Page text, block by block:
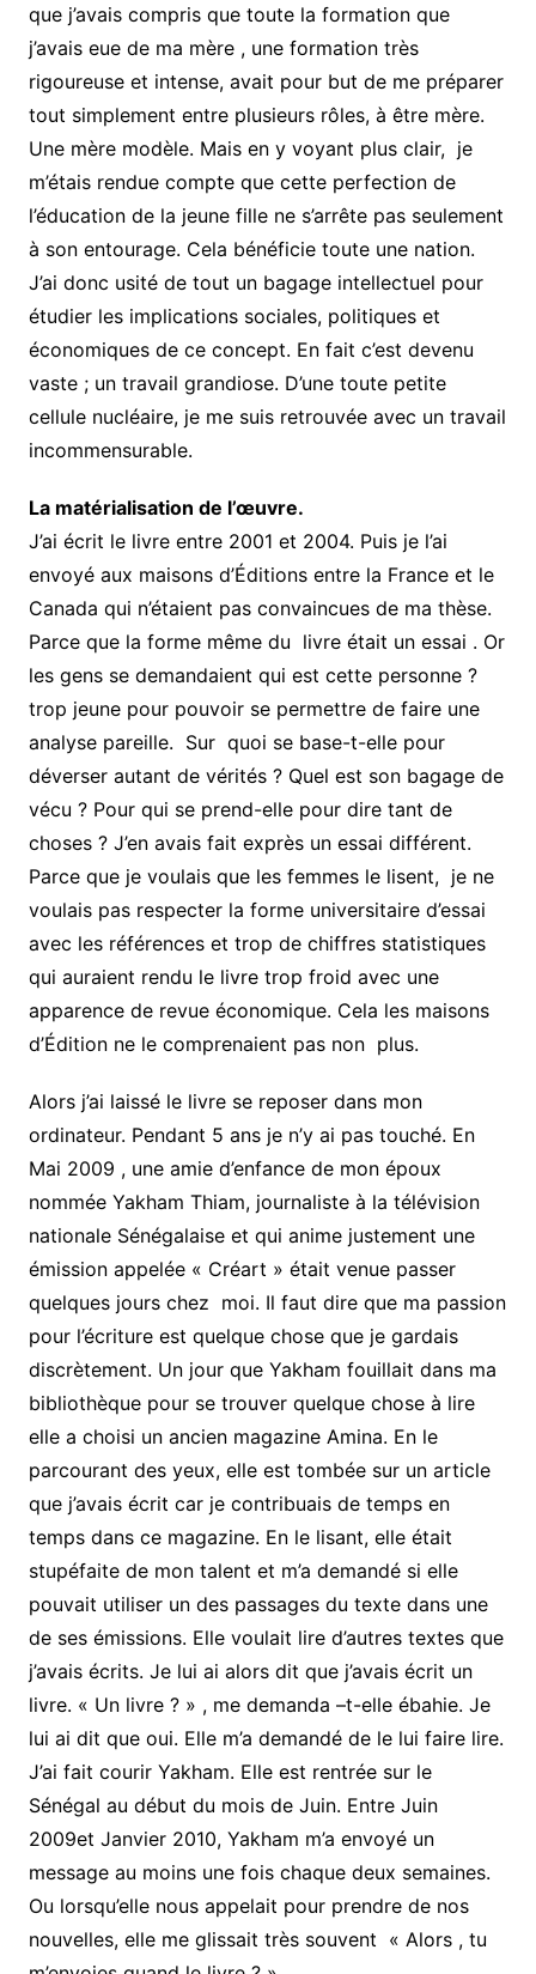
que j’avais compris que toute la formation que
j’avais eue de ma mère , une formation très
rigoureuse et intense, avait pour but de me préparer
tout simplement entre plusieurs rôles, à être mère.
Une mère modèle. Mais en y voyant plus clair, je
m’étais rendue compte que cette perfection de
l’éducation de la jeune fille ne s’arrête pas seulement
à son entourage. Cela bénéficie toute une nation.
J’ai donc usité de tout un bagage intellectuel pour
étudier les implications sociales, politiques et
économiques de ce concept. En fait c’est devenu
vaste ; un travail grandiose. D’une toute petite
cellule nucléaire, je me suis retrouvée avec un travail
incommensurable.
La matérialisation de l’œuvre.
J’ai écrit le livre entre 2001 et 2004. Puis je l’ai
envoyé aux maisons d’Éditions entre la France et le
Canada qui n’étaient pas convaincues de ma thèse.
Parce que la forme même du livre était un essai . Or
les gens se demandaient qui est cette personne ?
trop jeune pour pouvoir se permettre de faire une
analyse pareille. Sur quoi se base-t-elle pour
déverser autant de vérités ? Quel est son bagage de
vécu ? Pour qui se prend-elle pour dire tant de
choses ? J’en avais fait exprès un essai différent.
Parce que je voulais que les femmes le lisent, je ne
voulais pas respecter la forme universitaire d’essai
avec les références et trop de chiffres statistiques
qui auraient rendu le livre trop froid avec une
apparence de revue économique. Cela les maisons
d’Édition ne le comprenaient pas non plus.
Alors j’ai laissé le livre se reposer dans mon
ordinateur. Pendant 5 ans je n’y ai pas touché. En
Mai 2009 , une amie d’enfance de mon époux
nommée Yakham Thiam, journaliste à la télévision
nationale Sénégalaise et qui anime justement une
émission appelée « Créart » était venue passer
quelques jours chez moi. Il faut dire que ma passion
pour l’écriture est quelque chose que je gardais
discrètement. Un jour que Yakham fouillait dans ma
bibliothèque pour se trouver quelque chose à lire
elle a choisi un ancien magazine Amina. En le
parcourant des yeux, elle est tombée sur un article
que j’avais écrit car je contribuais de temps en
temps dans ce magazine. En le lisant, elle était
stupéfaite de mon talent et m’a demandé si elle
pouvait utiliser un des passages du texte dans une
de ses émissions. Elle voulait lire d’autres textes que
j’avais écrits. Je lui ai alors dit que j’avais écrit un
livre. « Un livre ? » , me demanda –t-elle ébahie. Je
lui ai dit que oui. Elle m’a demandé de le lui faire lire.
J’ai fait courir Yakham. Elle est rentrée sur le
Sénégal au début du mois de Juin. Entre Juin
2009et Janvier 2010, Yakham m’a envoyé un
message au moins une fois chaque deux semaines.
Ou lorsqu’elle nous appelait pour prendre de nos
nouvelles, elle me glissait très souvent « Alors , tu